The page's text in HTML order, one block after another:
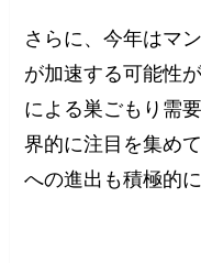
さらに、今年はマ
が加速する可能性
による巣ごもり需
界的に注目を集め
への進出も積極的